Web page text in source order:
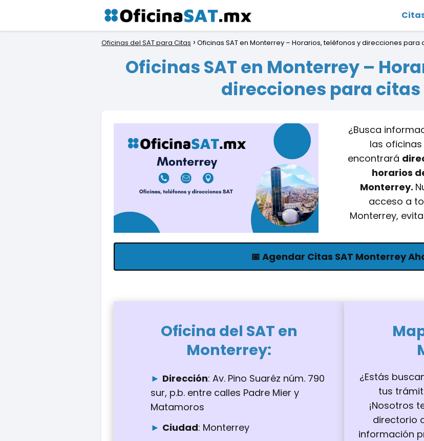
Oficinas del SAT para Citas Oficinas SAT en Monterrey – Horarios, teléfonos y direcciones para
Oficinas SAT en Monterrey –
direcciones para citas
¿Busca
las oficinas
encontrará
horarios
Monterrey.
acceso a
Monterrey,
📅 Agendar Citas SAT Monterrey
Oficina del SAT en
Monterrey:
Dirección: Av. Pino Suaréz núm. 790
sur, p.b. entre calles Padre Mier y
Matamoros
Ciudad: Monterrey
¿Estás
tus
¡Nosotros
directorio
información